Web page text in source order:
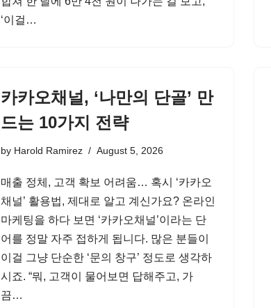
‘이걸…
카카오채널, ‘나만의 단골’ 만
드는 10가지 전략
by Harold Ramirez August 5, 2026
매출 정체, 고객 확보 어려움… 혹시 ‘카카오
채널’ 활용법, 제대로 알고 계신가요? 온라인
마케팅을 하다 보면 ‘카카오채널’이라는 단
어를 정말 자주 접하게 됩니다. 많은 분들이
이걸 그냥 단순한 ‘문의 창구’ 정도로 생각하
시죠. “뭐, 고객이 물어보면 답해주고, 가
끔…